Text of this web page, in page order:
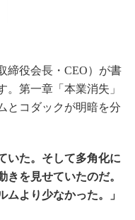
締役会長・CEO）が書
第一章「本業消失」
とコダックが明暗を分
いた。そして多角化に
を見せていたのだ。
より少なかった。」